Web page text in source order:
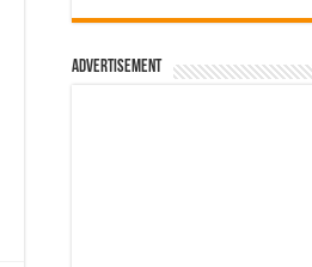
Advertisement